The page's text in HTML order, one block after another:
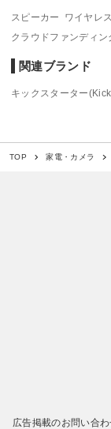
スピーカー ワイヤレ
クラウドファンディン
関連ブランド
キックスターター
TOP 家電・カメラ
広告掲載のお問い合わ